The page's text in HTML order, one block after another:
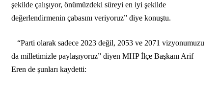
şekilde çalışıyor, önümüzdeki süreyi en iyi şekilde
değerlendirmenin çabasını veriyoruz” diye konuştu.
“Parti olarak sadece 2023 değil, 2053 ve 2071 vizyonumuzu
da milletimizle paylaşıyoruz” diyen MHP İlçe Başkanı Arif
Eren de şunları kaydetti: